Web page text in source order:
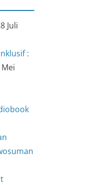
Sehati
Bantara
Juli
: